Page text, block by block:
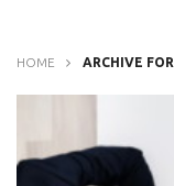
HOME ARCHIVE